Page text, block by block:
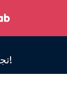
تجربة مجانية متاحة!